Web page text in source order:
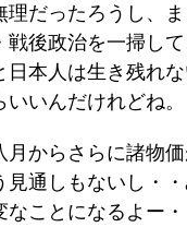
理だったろうし、
戦後政治を一掃し
日本人は生き残れ
いんだけれどね。
月からさらに諸物
見通しもないし・
なことになるよー